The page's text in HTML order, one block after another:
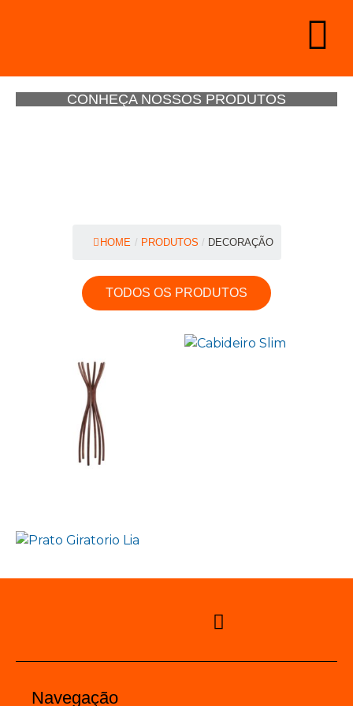
CONHEÇA NOSSOS PRODUTOS
HOME / PRODUTOS / DECORAÇÃO
TODOS OS PRODUTOS
Navegação